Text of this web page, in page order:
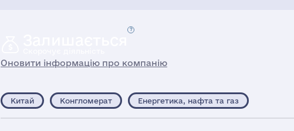
Оновити інформацію про компанію
Китай Конгломерат Енергетика, нафта та газ